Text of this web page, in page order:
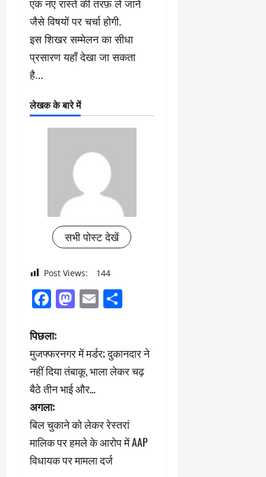
एक नए रास्ते की तरफ़ ले जाने
जैसे विषयों पर चर्चा होगी.
इस शिखर सम्मेलन का सीधा
प्रसारण यहाँ देखा जा सकता
है…
लेखक के बारे में
सभी पोस्ट देखें
Post Views: 144
Facebook
Mastodon
Email
पो
स्ट
ने
वि
गे
श
पिछला:
मुजफ्फरनगर में मर्डर; दुकानदार ने
नहीं दिया तंबाकू, भाला लेकर चढ़
बैठे तीन भाई और…
अगला:
बिल चुकाने को लेकर रेस्तरां
मालिक पर हमले के आरोप में AAP
विधायक पर मामला दर्ज